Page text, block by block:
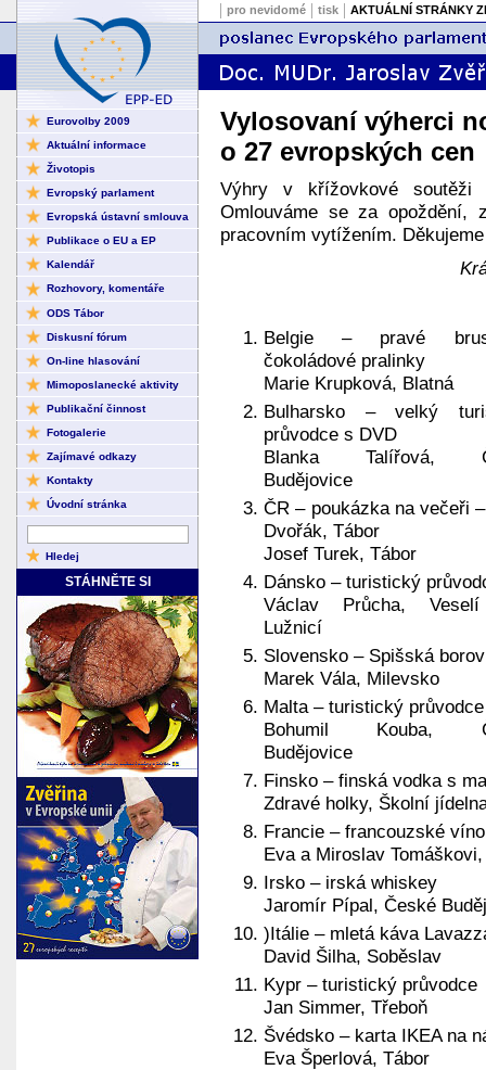
Eurovolby 2009
Aktuální informace
Životopis
Evropský parlament
Evropská ústavní smlouva
Publikace o EU a EP
Kalendář
Rozhovory, komentáře
ODS Tábor
Diskusní fórum
On-line hlasování
Mimoposlanecké aktivity
Publikační činnost
Fotogalerie
Zajímavé odkazy
Kontakty
Úvodní stránka
STÁHNĚTE SI
Vylosovaní výherci
o 27 evropských cen
Výhry v křížovkové soutěži
Omlouváme se za opoždění,
pracovním vytížením.
Belgie – pravé
čokoládové pralinky
Marie Krupková, Blatná
Bulharsko – velký
průvodce s DVD
Blanka Talířová,
Budějovice
ČR – poukázka na večeři
Dvořák, Tábor
Josef Turek, Tábor
Dánsko – turistický
Václav Průcha,
Lužnicí
Slovensko – Spišská
Marek Vála, Milevsko
Malta – turistický průvodce
Bohumil Kouba,
Budějovice
Finsko – finská vodka s
Zdravé holky, Školní
Francie – francouzské víno
Eva a Miroslav
Irsko – irská whiskey
Jaromír Pípal, České
)Itálie – mletá káva
David Šilha, Soběslav
Kypr – turistický průvodce
Jan Simmer, Třeboň
Švédsko – karta IKEA na
Eva Šperlová, Tábor
pro nevidomé tisk AKTUÁLNÍ STRÁNKY